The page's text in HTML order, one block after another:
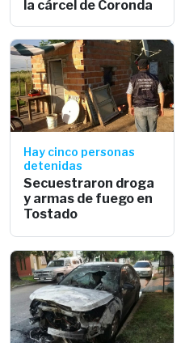
la cárcel de Coronda
Hay cinco personas
detenidas
Secuestraron droga
y armas de fuego en
Tostado